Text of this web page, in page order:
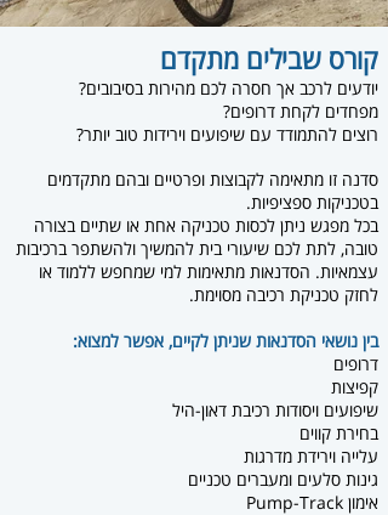
קורס שבילים מתקדם
יודעים לרכב אך חסרה לכם מהירות בסיבובים?
מפחדים לקחת דרופים?
רוצים להתמודד עם שיפועים וירידות טוב יותר?
סדנה זו מתאימה לקבוצות ופרטיים ובהם מתקדמים
בטכניקות ספציפיות.
בכל מפגש ניתן לכסות טכניקה אחת או שתיים בצורה
טובה, לתת לכם שיעורי בית להמשיך ולהשתפר ברכיבות
עצמאיות. הסדנאות מתאימות למי שמחפש ללמוד או
לחזק טכניקת רכיבה מסוימת.
בין נושאי הסדנאות שניתן לקיים, אפשר למצוא:
דרופים
קפיצות
שיפועים ויסודות רכיבת דאון-היל
בחירת קווים
עלייה וירידת מדרגות
גינות סלעים ומעברים טכניים
אימון Pump-Track